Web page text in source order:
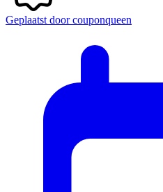
Geplaatst doorcouponqueen